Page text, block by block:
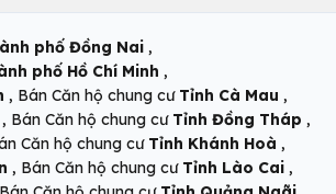
phố Đồng Nai ,
phố Hồ Chí Minh ,
, Bán Căn hộ chung cư Tỉnh Cà Mau ,
, Bán Căn hộ chung cư Tỉnh Đồng Tháp ,
Căn hộ chung cư Tỉnh Khánh Hoà ,
, Bán Căn hộ chung cư Tỉnh Lào Cai ,